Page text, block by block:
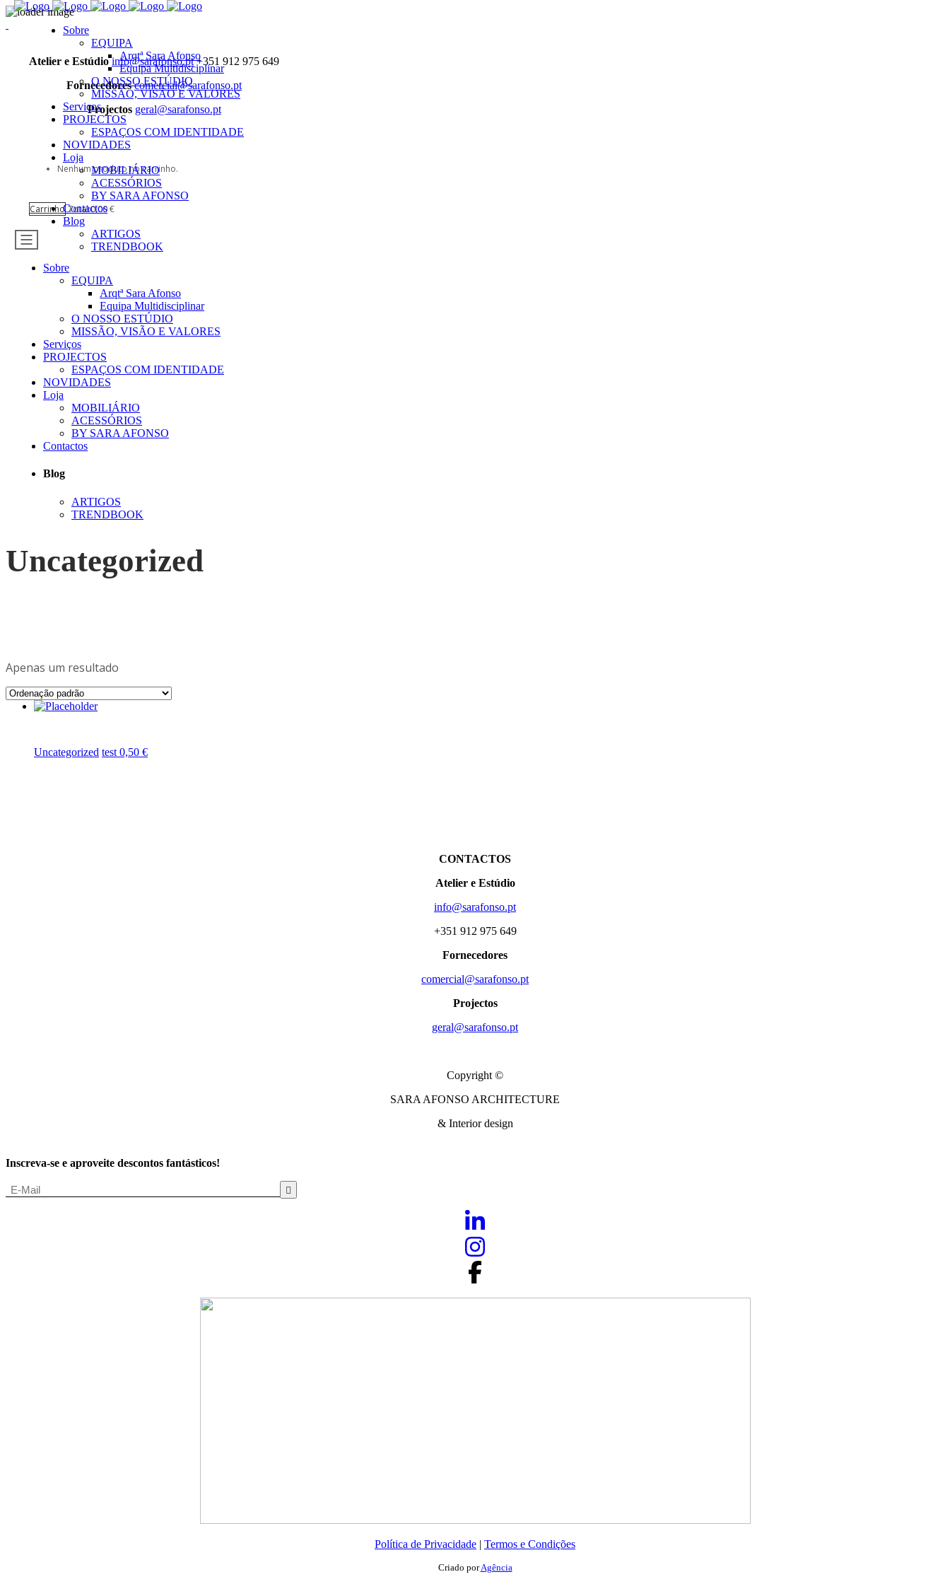
Atelier e Estúdio info@sarafonso.pt+351 912 975 649
Fornecedores comercial@sarafonso.pt
Projectos geral@sarafonso.pt
Sobre
EQUIPA
Arqtª Sara Afonso
Equipa Multidisciplinar
O NOSSO ESTÚDIO
MISSÃO, VISÃO E VALORES
Serviços
PROJECTOS
ESPAÇOS COM IDENTIDADE
NOVIDADES
Loja
MOBILIÁRIO
ACESSÓRIOS
BY SARA AFONSO
Contactos
Blog
ARTIGOS
TRENDBOOK
Nenhum produto no carrinho.
Carrinho Total:0,00€
Sobre
EQUIPA
Arqtª Sara Afonso
Equipa Multidisciplinar
O NOSSO ESTÚDIO
MISSÃO, VISÃO E VALORES
Serviços
PROJECTOS
ESPAÇOS COM IDENTIDADE
NOVIDADES
Loja
MOBILIÁRIO
ACESSÓRIOS
BY SARA AFONSO
Contactos
Blog
ARTIGOS
TRENDBOOK
Uncategorized
Apenas um resultado
Uncategorized test 0,50 €
CONTACTOS
Atelier e Estúdio
info@sarafonso.pt
+351 912 975 649
Fornecedores
comercial@sarafonso.pt
Projectos
geral@sarafonso.pt
Copyright ©
SARA AFONSO ARCHITECTURE
& Interior design
Inscreva-se e aproveite descontos fantásticos!
Política de Privacidade | Termos e Condições
Criado porAgência